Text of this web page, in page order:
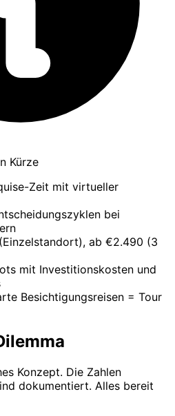
Kürze
Zeit mit virtueller
bei
ab €2.490 (3
mit Investitionskosten und
Besichtigungsreisen = Tour
Konzept. Die Zahlen
dokumentiert. Alles bereit